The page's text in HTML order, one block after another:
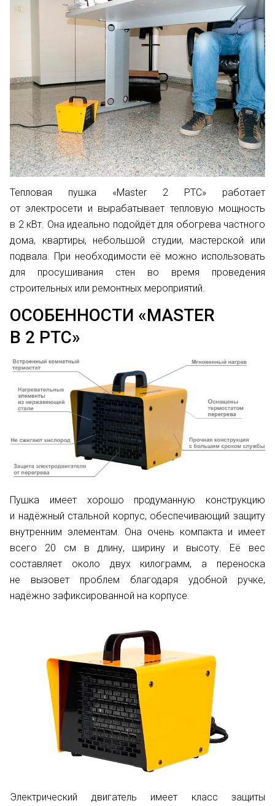
Тепловая пушка «Master 2 PTC» работает
от электросети и вырабатывает тепловую мощность
в 2 кВт. Она идеально подойдёт для обогрева частного
дома, квартиры, небольшой студии, мастерской или
подвала. При необходимости её можно использовать
для просушивания стен во время проведения
строительных или ремонтных мероприятий.
ОСОБЕННОСТИ «MASTER
B 2 PTC»
Пушка имеет хорошо продуманную конструкцию
и надёжный стальной корпус, обеспечивающий защиту
внутренним элементам. Она очень компакта и имеет
всего 20 см в длину, ширину и высоту. Её вес
составляет около двух килограмм, а переноска
не вызовет проблем благодаря удобной ручке,
надёжно зафиксированной на корпусе.
Электрический двигатель имеет класс защиты